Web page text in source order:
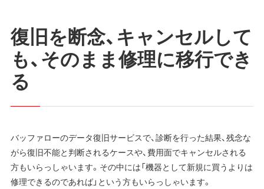
復旧を断念、キャンセルして
も、そのまま修理に移行でき
る
バッファローのデータ復旧サービスで、診断を行った結果、残念な
がら復旧不能と判断されるケースや、費用面でキャンセルされる
方もいらっしゃいます。その中には「機器として新規に買うよりは
修理できるのであれば」という方もいらっしゃいます。